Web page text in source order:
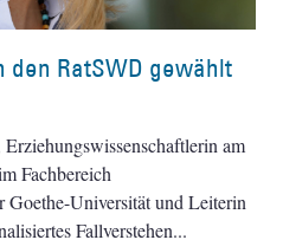
RatSWD gewählt
am
Fachbereich
Goethe-Universität und Leiterin
Fallverstehen